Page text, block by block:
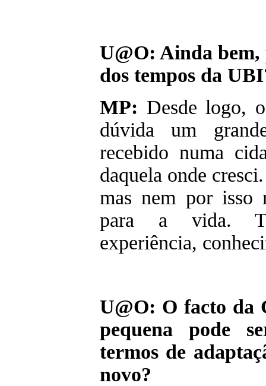
U@O: Ainda
dos tempos da
MP: Desde logo,
dúvida um
recebido numa
daquela onde
mas nem por isso
para a vida.
experiência,
U@O: O facto da
pequena pode
termos de
novo?